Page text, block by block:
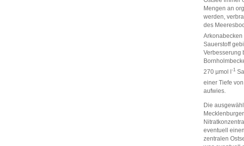
Mengen an
werden,
des
Arkonabecken
Sauerstoff
Verbesserung
270 µmol l‑1
einer Tiefe
aufwies.
Die
eventuell
zentralen